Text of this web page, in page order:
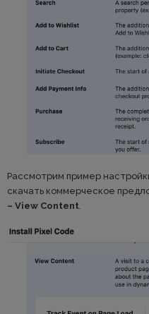
Рассмотрим пример
скачать коммерческое
– View Content